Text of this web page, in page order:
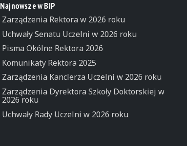
Najnowsze w BIP
Zarządzenia Rektora w 2026 roku
Uchwały Senatu Uczelni w 2026 roku
Pisma Okólne Rektora 2026
Komunikaty Rektora 2025
Zarządzenia Kanclerza Uczelni w 2026 roku
Zarządzenia Dyrektora Szkoły Doktorskiej w
2026 roku
Uchwały Rady Uczelni w 2026 roku